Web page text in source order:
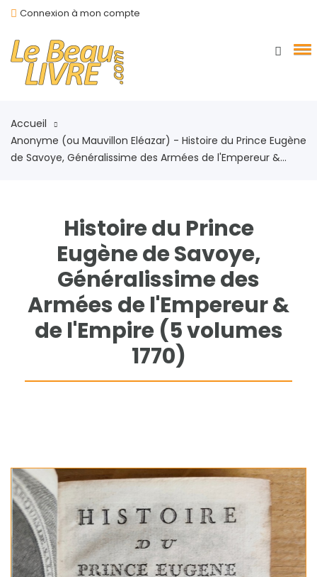
Connexion à mon compte
Accueil
Anonyme (ou Mauvillon Eléazar) - Histoire du Prince Eugène
de Savoye, Généralissime des Armées de l'Empereur &...
Histoire du Prince
Eugène de Savoye,
Généralissime des
Armées de l'Empereur &
de l'Empire (5 volumes
1770)